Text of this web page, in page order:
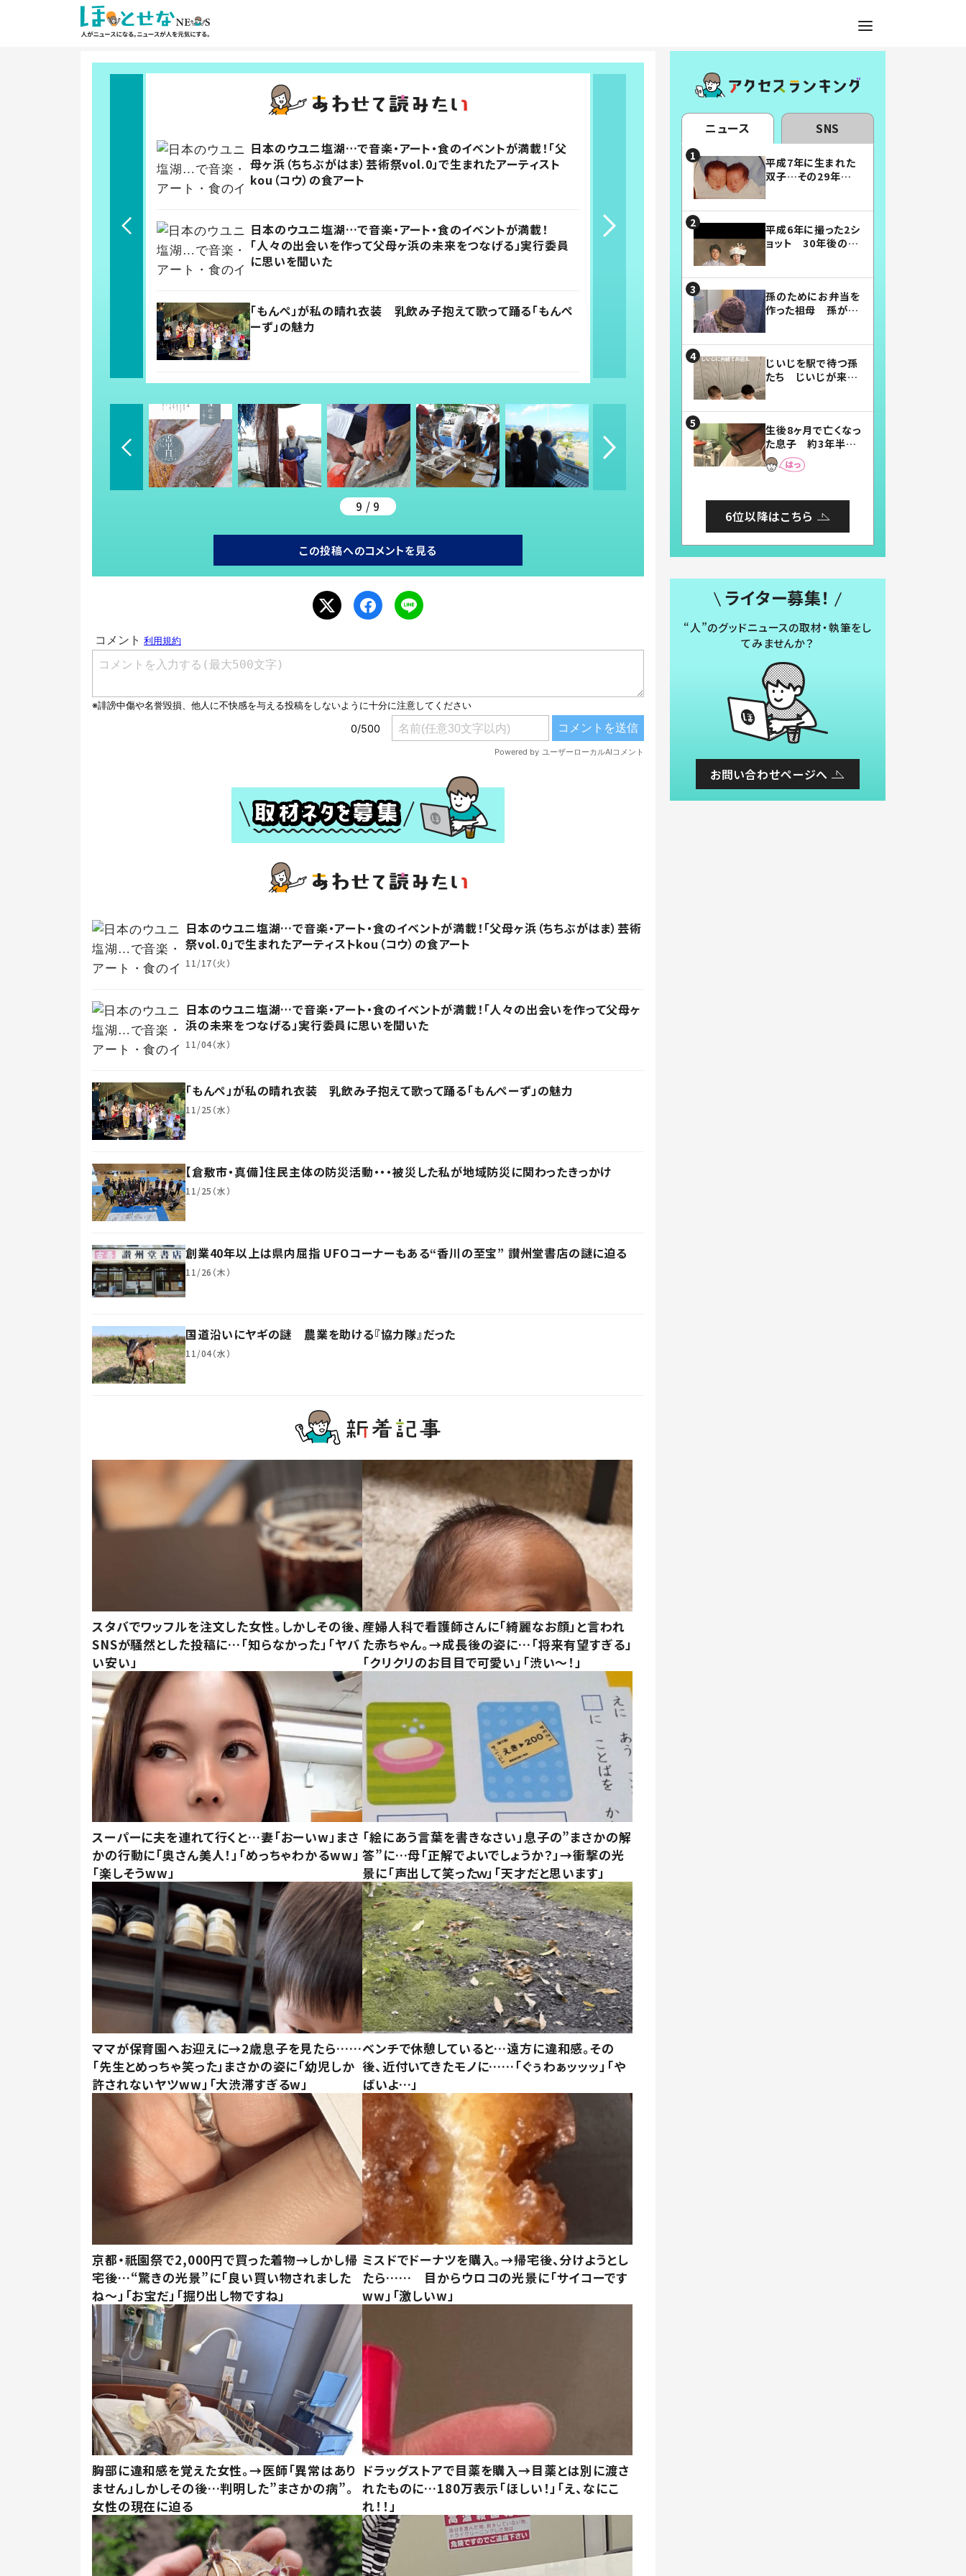
日本のウユニ塩湖…で音楽・アート・食のイベントが満載！「父
母ヶ浜（ちちぶがはま）芸術祭vol.0」で生まれたアーティスト
kou（コウ）の食アート
日本のウユニ塩湖…で音楽・アート・食のイベントが満載！
「人々の出会いを作って父母ヶ浜の未来をつなげる」実行委員
に思いを聞いた
「もんぺ」が私の晴れ衣装 乳飲み子抱えて歌って踊る「もんぺ
ーず」の魅力
9 / 9
この投稿へのコメントを見る
日本のウユニ塩湖…で音楽・アート・食のイベントが満載！「父母ヶ浜（ちちぶがはま）芸術
祭vol.0」で生まれたアーティストkou（コウ）の食アート
11/17（火）
日本のウユニ塩湖…で音楽・アート・食のイベントが満載！「人々の出会いを作って父母ヶ
浜の未来をつなげる」実行委員に思いを聞いた
11/04（水）
「もんぺ」が私の晴れ衣装 乳飲み子抱えて歌って踊る「もんぺーず」の魅力
11/25（水）
【倉敷市・真備】住民主体の防災活動・・・被災した私が地域防災に関わったきっかけ
11/25（水）
創業40年以上は県内屈指 UFOコーナーもある“香川の至宝” 讃州堂書店の謎に迫る
11/26（木）
国道沿いにヤギの謎 農業を助ける『協力隊』だった
11/04（水）
スタバでワッフルを注文した女性。しかしその後、
SNSが騒然とした投稿に…「知らなかった」「ヤバ
い安い」
産婦人科で看護師さんに「綺麗なお顔」と言われ
た赤ちゃん。→成長後の姿に…「将来有望すぎる」
「クリクリのお目目で可愛い」「渋い～！」
スーパーに夫を連れて行くと…妻「おーいw」まさ
かの行動に「奥さん美人！」「めっちゃわかるww」
「楽しそうww」
「絵にあう言葉を書きなさい」息子の”まさかの解
答”に…母「正解でよいでしょうか？」→衝撃の光
景に「声出して笑ったｗ」「天才だと思います」
ママが保育園へお迎えに→2歳息子を見たら……
「先生とめっちゃ笑った」まさかの姿に「幼児しか
許されないヤツww」「大渋滞すぎるw」
ベンチで休憩していると…遠方に違和感。その
後、近付いてきたモノに……「ぐぅわぁッッッ」「や
ばいよ…」
京都・祇園祭で2,000円で買った着物→しかし帰
宅後…“驚きの光景”に「良い買い物されました
ね～」「お宝だ」「掘り出し物ですね」
ミスドでドーナツを購入。→帰宅後、分けようとし
たら…… 目からウロコの光景に「サイコーです
ww」「激しいw」
胸部に違和感を覚えた女性。→医師「異常はあり
ません」しかしその後…判明した”まさかの病”。
女性の現在に迫る
ドラッグストアで目薬を購入→目薬とは別に渡さ
れたものに…180万表示「ほしい！」「え、なにこ
れ！！」
ニュース SNS
平成7年に生まれた
双子…その29年後
平成6年に撮った2シ
ョット 30年後の姿
孫のためにお弁当を
作った祖母 孫が絶
じいじを駅で待つ孫
たち じいじが来た
まらない」「幸せにな
れる」
生後8ヶ月で亡くなっ
た息子 約3年半
後、当時の妻の日記
に書いてあった本音
6位以降はこちら
ライター募集！
“人”のグッドニュースの取材・執筆をし
てみませんか？
お問い合わせページへ